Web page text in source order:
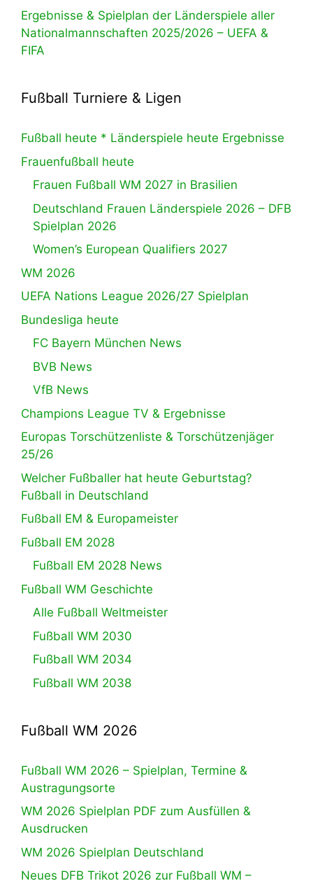
Ergebnisse & Spielplan der Länderspiele aller
Nationalmannschaften 2025/2026 – UEFA &
FIFA
Fußball Turniere & Ligen
Fußball heute * Länderspiele heute Ergebnisse
Frauenfußball heute
Frauen Fußball WM 2027 in Brasilien
Deutschland Frauen Länderspiele 2026 – DFB
Spielplan 2026
Women’s European Qualifiers 2027
WM 2026
UEFA Nations League 2026/27 Spielplan
Bundesliga heute
FC Bayern München News
BVB News
VfB News
Champions League TV & Ergebnisse
Europas Torschützenliste & Torschützenjäger
25/26
Welcher Fußballer hat heute Geburtstag?
Fußball in Deutschland
Fußball EM & Europameister
Fußball EM 2028
Fußball EM 2028 News
Fußball WM Geschichte
Alle Fußball Weltmeister
Fußball WM 2030
Fußball WM 2034
Fußball WM 2038
Fußball WM 2026
Fußball WM 2026 – Spielplan, Termine &
Austragungsorte
WM 2026 Spielplan PDF zum Ausfüllen &
Ausdrucken
WM 2026 Spielplan Deutschland
Neues DFB Trikot 2026 zur Fußball WM –